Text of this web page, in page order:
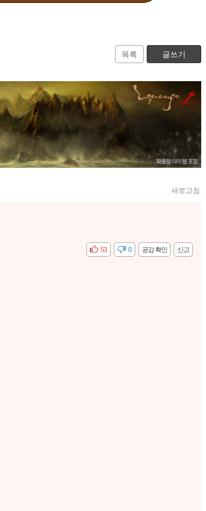
목록 글쓰기
새로고침
신고
공감 확인
비공감 0
53